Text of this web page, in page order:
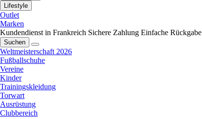
Lifestyle
Outlet
Marken
Kundendienst in Frankreich Sichere Zahlung Einfache Rückgabe
Suchen
Weltmeisterschaft 2026
Fußballschuhe
Vereine
Kinder
Trainingskleidung
Torwart
Ausrüstung
Clubbereich